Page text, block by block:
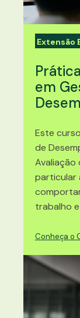
Extensão
em
Este
de
Avaliação
particular
trabalho
Conheça o